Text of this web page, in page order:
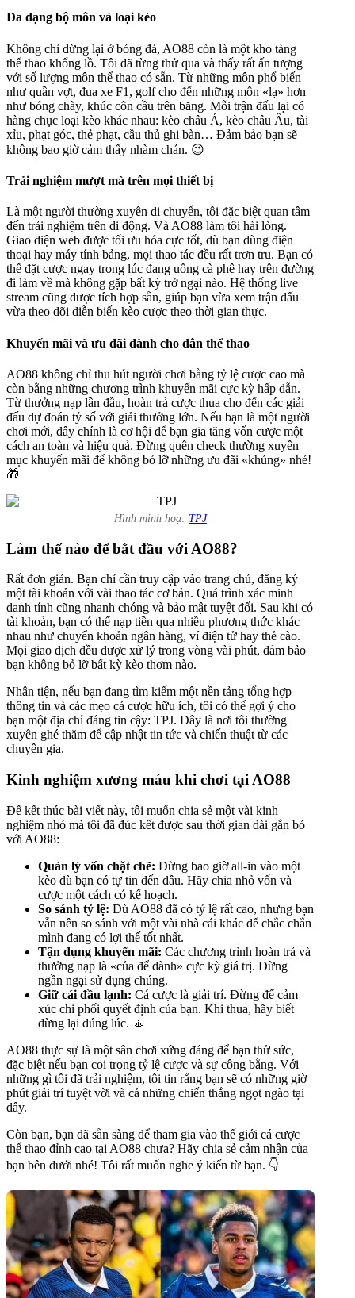
Đa dạng bộ môn và loại kèo
Không chỉ dừng lại ở bóng đá, AO88 còn là một kho tàng
thể thao khổng lồ. Tôi đã từng thử qua và thấy rất ấn tượng
với số lượng môn thể thao có sẵn. Từ những môn phổ biến
như quần vợt, đua xe F1, golf cho đến những môn «lạ» hơn
như bóng chày, khúc côn cầu trên băng. Mỗi trận đấu lại có
hàng chục loại kèo khác nhau: kèo châu Á, kèo châu Âu, tài
xỉu, phạt góc, thẻ phạt, cầu thủ ghi bàn… Đảm bảo bạn sẽ
không bao giờ cảm thấy nhàm chán. 😉
Trải nghiệm mượt mà trên mọi thiết bị
Là một người thường xuyên di chuyển, tôi đặc biệt quan tâm
đến trải nghiệm trên di động. Và AO88 làm tôi hài lòng.
Giao diện web được tối ưu hóa cực tốt, dù bạn dùng điện
thoại hay máy tính bảng, mọi thao tác đều rất trơn tru. Bạn có
thể đặt cược ngay trong lúc đang uống cà phê hay trên đường
đi làm về mà không gặp bất kỳ trở ngại nào. Hệ thống live
stream cũng được tích hợp sẵn, giúp bạn vừa xem trận đấu
vừa theo dõi diễn biến kèo cược theo thời gian thực.
Khuyến mãi và ưu đãi dành cho dân thể thao
AO88 không chỉ thu hút người chơi bằng tỷ lệ cược cao mà
còn bằng những chương trình khuyến mãi cực kỳ hấp dẫn.
Từ thưởng nạp lần đầu, hoàn trả cược thua cho đến các giải
đấu dự đoán tỷ số với giải thưởng lớn. Nếu bạn là một người
chơi mới, đây chính là cơ hội để bạn gia tăng vốn cược một
cách an toàn và hiệu quả. Đừng quên check thường xuyên
mục khuyến mãi để không bỏ lỡ những ưu đãi «khủng» nhé!
🎁
Hình minh hoạ: TPJ
Làm thế nào để bắt đầu với AO88?
Rất đơn giản. Bạn chỉ cần truy cập vào trang chủ, đăng ký
một tài khoản với vài thao tác cơ bản. Quá trình xác minh
danh tính cũng nhanh chóng và bảo mật tuyệt đối. Sau khi có
tài khoản, bạn có thể nạp tiền qua nhiều phương thức khác
nhau như chuyển khoản ngân hàng, ví điện tử hay thẻ cào.
Mọi giao dịch đều được xử lý trong vòng vài phút, đảm bảo
bạn không bỏ lỡ bất kỳ kèo thơm nào.
Nhân tiện, nếu bạn đang tìm kiếm một nền tảng tổng hợp
thông tin và các mẹo cá cược hữu ích, tôi có thể gợi ý cho
bạn một địa chỉ đáng tin cậy: TPJ. Đây là nơi tôi thường
xuyên ghé thăm để cập nhật tin tức và chiến thuật từ các
chuyên gia.
Kinh nghiệm xương máu khi chơi tại AO88
Để kết thúc bài viết này, tôi muốn chia sẻ một vài kinh
nghiệm nhỏ mà tôi đã đúc kết được sau thời gian dài gắn bó
với AO88:
Quản lý vốn chặt chẽ: Đừng bao giờ all-in vào một
kèo dù bạn có tự tin đến đâu. Hãy chia nhỏ vốn và
cược một cách có kế hoạch.
So sánh tỷ lệ: Dù AO88 đã có tỷ lệ rất cao, nhưng bạn
vẫn nên so sánh với một vài nhà cái khác để chắc chắn
mình đang có lợi thế tốt nhất.
Tận dụng khuyến mãi: Các chương trình hoàn trả và
thưởng nạp là «của để dành» cực kỳ giá trị. Đừng
ngần ngại sử dụng chúng.
Giữ cái đầu lạnh: Cá cược là giải trí. Đừng để cảm
xúc chi phối quyết định của bạn. Khi thua, hãy biết
dừng lại đúng lúc. 🧘
AO88 thực sự là một sân chơi xứng đáng để bạn thử sức,
đặc biệt nếu bạn coi trọng tỷ lệ cược và sự công bằng. Với
những gì tôi đã trải nghiệm, tôi tin rằng bạn sẽ có những giờ
phút giải trí tuyệt vời và cả những chiến thắng ngọt ngào tại
đây.
Còn bạn, bạn đã sẵn sàng để tham gia vào thế giới cá cược
thể thao đỉnh cao tại AO88 chưa? Hãy chia sẻ cảm nhận của
bạn bên dưới nhé! Tôi rất muốn nghe ý kiến từ bạn. 👇